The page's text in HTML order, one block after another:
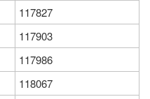
117827
117903
117986
118067